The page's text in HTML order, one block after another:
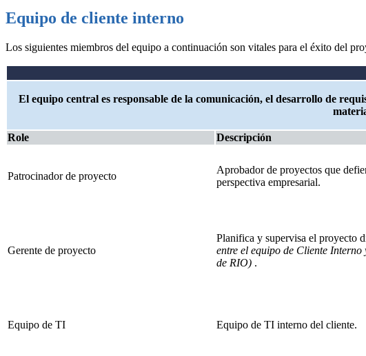
Equipo de cliente interno
Los siguientes miembros del equipo a continuación son vitales para el éxito del
El equipo central es responsable de la comunicación, el desarrollo de
Role Descripción
Patrocinador de proyecto
Aprobador de proyectos que
perspectiva empresarial.
Gerente de proyecto
Planifica y supervisa el proyecto
entre el equipo de Cliente
de RIO) .
Equipo de TI Equipo de TI interno del cliente.